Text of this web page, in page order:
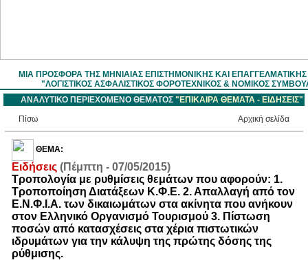
ΜΙΑ ΠΡΟΣΦΟΡΑ ΤΗΣ ΜΗΝΙΑΙΑΣ ΕΠΙΣΤΗΜOΝΙΚΗΣ ΚΑΙ
"ΛΟΓΙΣΤΙΚΟΣ ΑΣΦΑΛΙΣΤΙΚΟΣ ΦΟΡΟΤΕΧΝΙΚΟΣ & ΝΟΜΙΚΟΣ
ΑΝΑΛΥΤΙΚΟ ΠΕΡΙΕΧΟΜΕΝΟ ΘΕΜΑΤΟΣ "ΕΠΙΚΑΙΡΑ ΘΕΜΑΤΑ - ΕΙΔΗΣΕΙΣ"
Πίσω
Aρχική σελίδα
ΘΕΜΑ:
Ειδήσεις (Πέμπτη - 07/05/2015)
Τροπολογία με ρυθμίσεις θεμάτων που αφορούν: 1.
Τροποποίηση Διατάξεων Κ.Φ.Ε. 2. Απαλλαγή από τον
Ε.Ν.Φ.Ι.Α. των δικαιωμάτων στα ακίνητα που ανήκουν
στον Ελληνικό Οργανισμό Τουρισμού 3. Πίστωση
ποσών από κατασχέσεις στα χέρια πιστωτικών
ιδρυμάτων για την κάλυψη της πρώτης δόσης της
ρύθμισης.